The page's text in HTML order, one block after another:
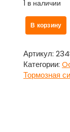
1 в наличии
Количество
товара
передний
правый
для
В корзину
Артикул:
Категории:
Тормозная